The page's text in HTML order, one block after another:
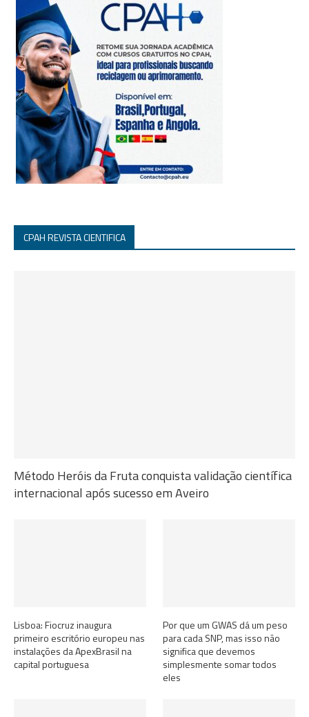
CPAH REVISTA CIENTIFICA
Método Heróis da Fruta conquista validação científica
internacional após sucesso em Aveiro
Lisboa: Fiocruz inaugura
primeiro escritório europeu nas
instalações da ApexBrasil na
capital portuguesa
Por que um GWAS dá um peso
para cada SNP, mas isso não
significa que devemos
simplesmente somar todos
eles